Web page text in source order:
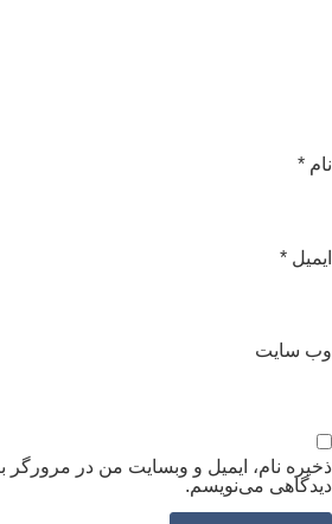
*
*
سایت
نام، ایمیل و وبسایت من در مرورگر
می‌نویسم.